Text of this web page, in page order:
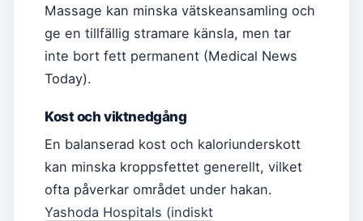
Massage kan minska vätskeansamling och
ge en tillfällig stramare känsla, men tar
inte bort fett permanent (Medical News
Today).
Kost och viktnedgång
En balanserad kost och kaloriunderskott
kan minska kroppsfettet generellt, vilket
ofta påverkar området under hakan.
Yashoda Hospitals (indiskt